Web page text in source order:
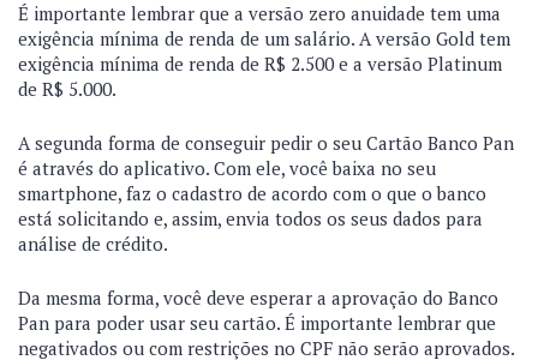
É importante lembrar que a versão zero anuidade tem uma
exigência mínima de renda de um salário. A versão Gold tem
exigência mínima de renda de R$ 2.500 e a versão Platinum
de R$ 5.000.
A segunda forma de conseguir pedir o seu Cartão Banco Pan
é através do aplicativo. Com ele, você baixa no seu
smartphone, faz o cadastro de acordo com o que o banco
está solicitando e, assim, envia todos os seus dados para
análise de crédito.
Da mesma forma, você deve esperar a aprovação do Banco
Pan para poder usar seu cartão. É importante lembrar que
negativados ou com restrições no CPF não serão aprovados.